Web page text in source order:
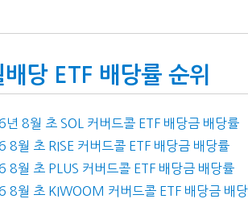
배당 ETF 배당률 순위
8월 초 SOL 커버드콜 ETF 배당금 배당률
8월 초 RISE 커버드콜 ETF 배당금 배당률
8월 초 PLUS 커버드콜 ETF 배당금 배당률
8월 초 KIWOOM 커버드콜 ETF 배당금 배